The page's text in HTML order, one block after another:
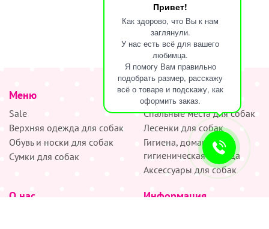
Привет!
Как здорово, что Вы к нам
заглянули.
У нас есть всё для вашего
любимца.
Я помогу Вам правильно
подобрать размер, расскажу
всё о товаре и подскажу, как
оформить заказ.
Меню
Sale
Верхняя одежда для собак
Обувь и носки для собак
Сумки для собак
Спальные места для собак
Лесенки для собак
Гигиена, домашняя и
гигиеническая одежда
Аксессуары для собак
О нас Информация
наверх